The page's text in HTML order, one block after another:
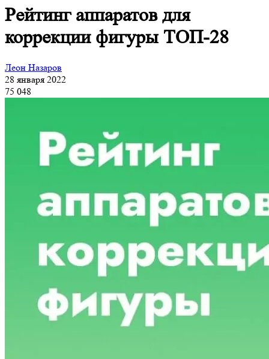
Рейтинг аппаратов для
коррекции фигуры ТОП-28
Леон Назаров
28 января 2022
75 048